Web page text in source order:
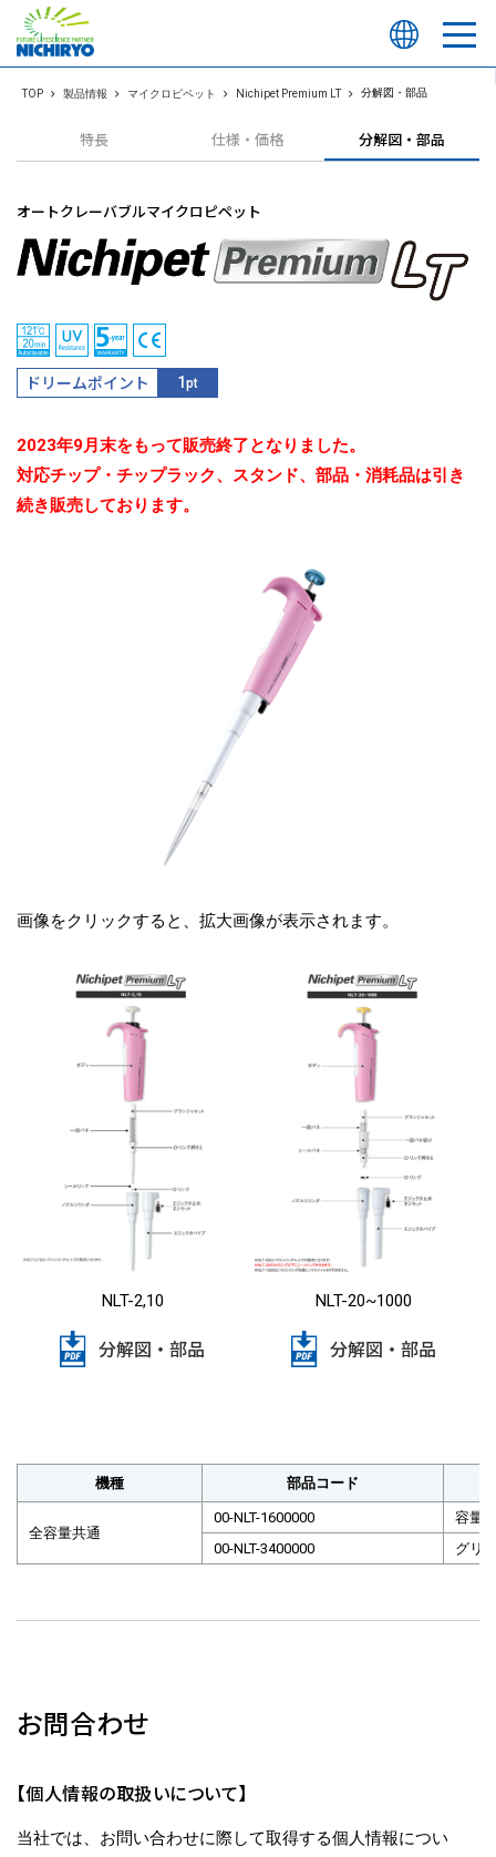
TOP 製品情報 マイクロピペット Nichipet Premium LT 分解図・部品
特長 仕様・価格 分解図・部品
オートクレーバブルマイクロピペット
ドリームポイント 1 pt
2023年9月末をもって販売終了となりました。
対応チップ・チップラック、スタンド、部品・消耗品は引き
続き販売しております。
画像をクリックすると、拡大画像が表示されます。
NLT-2,10
分解図・部品
NLT-20~1000
分解図・部品
機種 部品コード
全容量共通
00-NLT-1600000
容量
00-NLT-3400000
グリ
お問合わせ
【個人情報の取扱いについて】
当社では、お問い合わせに際して取得する個人情報につい